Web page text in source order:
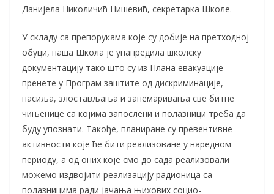
Данијела Николичић Нишевић, секретарка Школе.
У складу са препорукама које су добије на претходној
обуци, наша Школа је унапредила школску
документацију тако што су из Плана евакуације
пренете у Програм заштите од дискриминације,
насиља, злостављања и занемаривања све битне
чињенице са којима запослени и полазници треба да
буду упознати. Такође, планиране су превентивне
активности које ће бити реализоване у наредном
периоду, а од оних које смо до сада реализовали
можемо издвојити реализацију радионица са
полазницима ради јачања њихових социо-